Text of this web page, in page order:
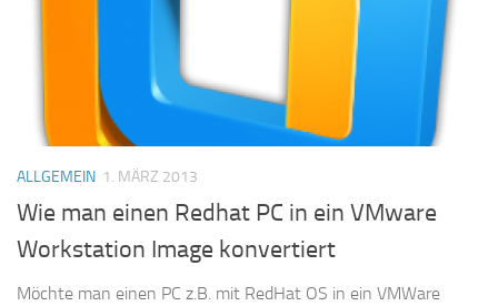
ALLGEMEIN 1. MÄRZ 2013
Wie man einen Redhat PC in ein VMware
Workstation Image konvertiert
Möchte man einen PC z.B. mit RedHat OS in ein VMWare